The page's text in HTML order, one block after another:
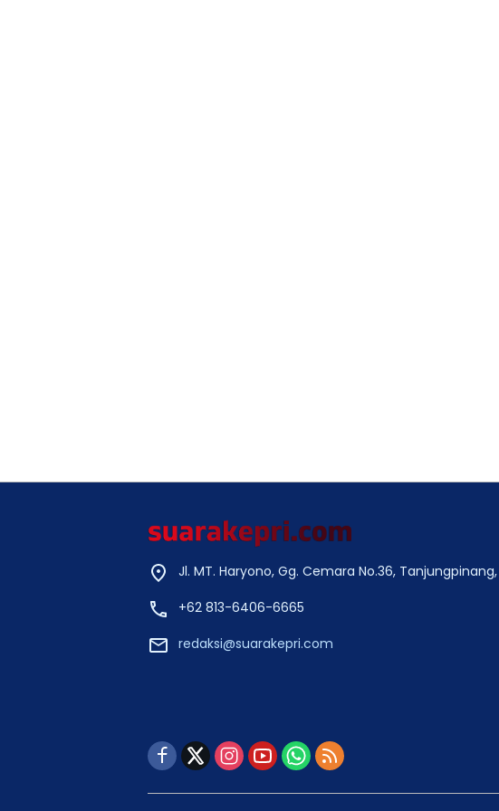
Jl. MT. Haryono, Gg. Cemara No.36,
+62 813-6406-6665
redaksi@suarakepri.com